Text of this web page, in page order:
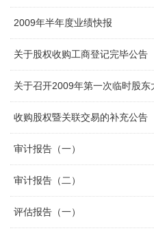
2009年半年度业绩快报
关于股权收购工商登记完毕公告
关于召开2009年第一次临时股东
收购股权暨关联交易的补充公告
审计报告（一）
审计报告（二）
评估报告（一）